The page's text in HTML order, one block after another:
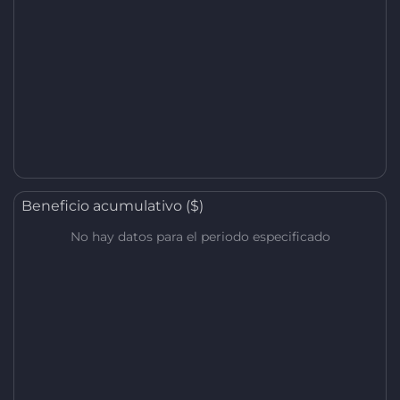
Beneficio acumulativo ($)
No hay datos para el periodo especificado